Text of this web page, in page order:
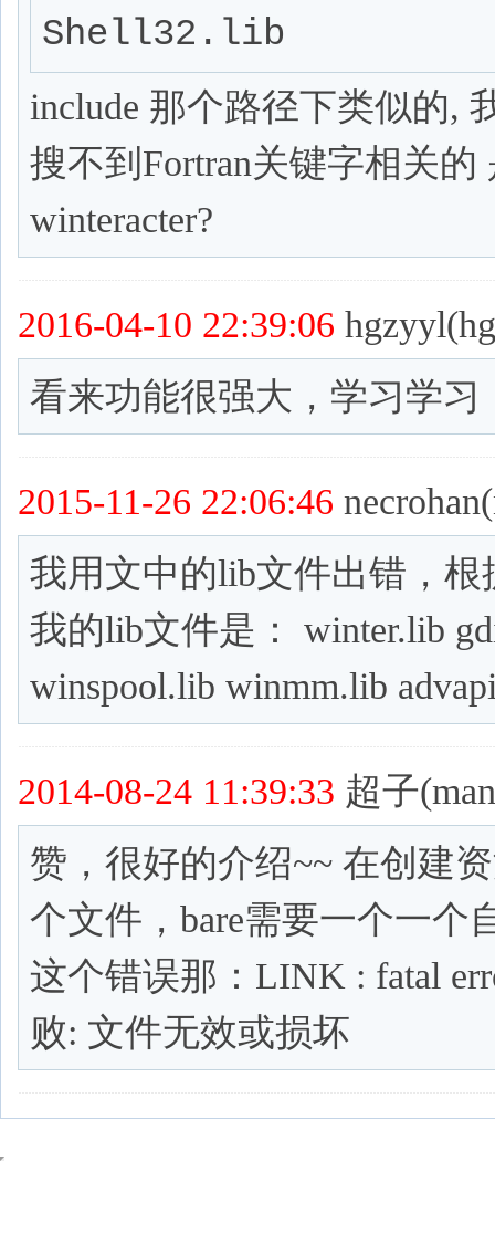
Shell32.lib
include 那个路径下类似的,
搜不到Fortran关键字相关
winteracter?
2016-04-10 22:39:06
看来功能很强大，学习学习
2015-11-26 22:06:46
我用文中的lib文件出错，根
我的lib文件是： winter.lib
winspool.lib winmm.lib
2014-08-24 11:39:33 超子
赞，很好的介绍~~ 在创建
个文件，bare需要一个一个
这个错误那：LINK : fatal
败: 文件无效或损坏